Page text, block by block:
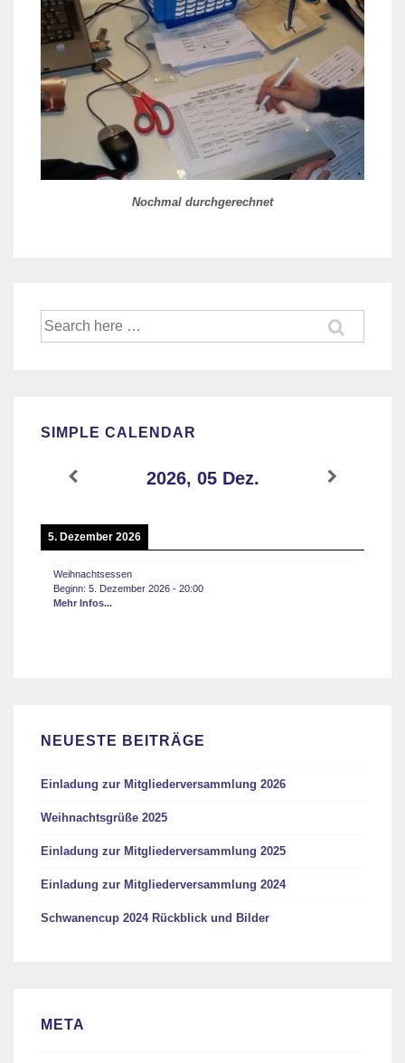
Nochmal durchgerechnet
Suche
SIMPLE CALENDAR
2026, 05 Dez.
5. Dezember 2026
Weihnachtsessen
Beginn: 5. Dezember 2026 - 20:00
Mehr Infos...
NEUESTE BEITRÄGE
Einladung zur Mitgliederversammlung 2026
Weihnachtsgrüße 2025
Einladung zur Mitgliederversammlung 2025
Einladung zur Mitgliederversammlung 2024
Schwanencup 2024 Rückblick und Bilder
META